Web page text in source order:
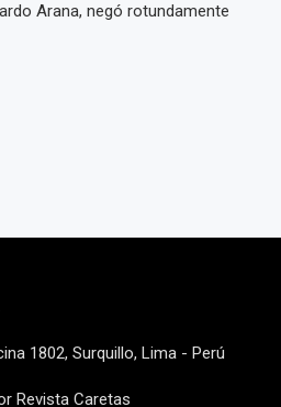
Arana, negó rotundamente
1802, Surquillo, Lima - Perú
Revista Caretas